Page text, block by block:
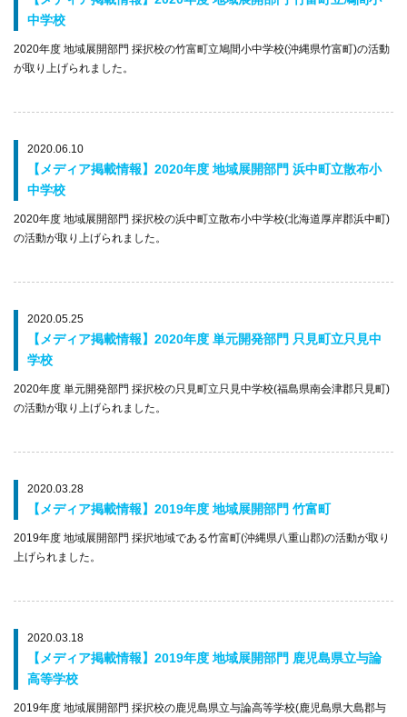
中学校
2020年度 地域展開部門 採択校の竹富町立鳩間小中学校(沖縄県竹富町)の活動
が取り上げられました。
2020.06.10
【メディア掲載情報】2020年度 地域展開部門 浜中町立散布小
中学校
2020年度 地域展開部門 採択校の浜中町立散布小中学校(北海道厚岸郡浜中町)
の活動が取り上げられました。
2020.05.25
【メディア掲載情報】2020年度 単元開発部門 只見町立只見中
学校
2020年度 単元開発部門 採択校の只見町立只見中学校(福島県南会津郡只見町)
の活動が取り上げられました。
2020.03.28
【メディア掲載情報】2019年度 地域展開部門 竹富町
2019年度 地域展開部門 採択地域である竹富町(沖縄県八重山郡)の活動が取り
上げられました。
2020.03.18
【メディア掲載情報】2019年度 地域展開部門 鹿児島県立与論
高等学校
2019年度 地域展開部門 採択校の鹿児島県立与論高等学校(鹿児島県大島郡与